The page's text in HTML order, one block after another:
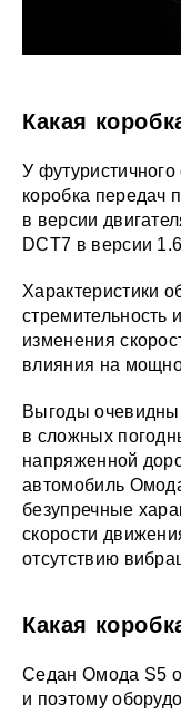
Какая
У
коробка передач
в версии
DCT7 в версии
Характеристики
стремительность
изменения
влияния на
Выгоды
в сложных
напряженной
автомобиль
безупречные
скорости
отсутствию
Какая
Седан Омода S5
и поэтому